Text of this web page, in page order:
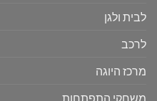
לבית ולגן
לרכב
מרכז היוגה
משחקי התפתחות